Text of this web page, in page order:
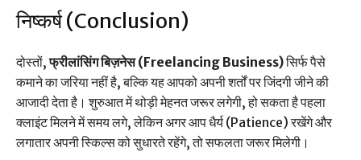
निष्कर्ष (Conclusion)
दोस्तों,फ्रीलांसिंग बिज़नेस (Freelancing Business)सिर्फ पैसे
कमाने का जरिया नहीं है, बल्कि यह आपको अपनी शर्तों पर जिंदगी जीने की
आजादी देता है। शुरुआत में थोड़ी मेहनत जरूर लगेगी, हो सकता है पहला
क्लाइंट मिलने में समय लगे, लेकिन अगर आप धैर्य (Patience) रखेंगे और
लगातार अपनी स्किल्स को सुधारते रहेंगे, तो सफलता जरूर मिलेगी।